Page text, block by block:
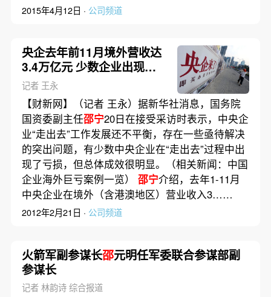
2015年4月12日 · 公司频道
央企去年前11月境外营收达
3.4万亿元 少数企业出现亏
损
记者 王永
【财新网】（记者 王永）据新华社消息，国务院
国资委副主任邵宁20日在接受采访时表示，中央企
业“走出去”工作发展还不平衡，存在一些亟待解决
的突出问题，有少数中央企业在“走出去”过程中出
现了亏损，但总体成效很明显。（相关新闻：中国
企业海外巨亏案例一览） 邵宁介绍，去年1-11月
中央企业在境外（含港澳地区）营业收入3……
2012年2月21日 · 公司频道
火箭军副参谋长邵元明任军委联合参谋部副
参谋长
记者 林韵诗 综合报道